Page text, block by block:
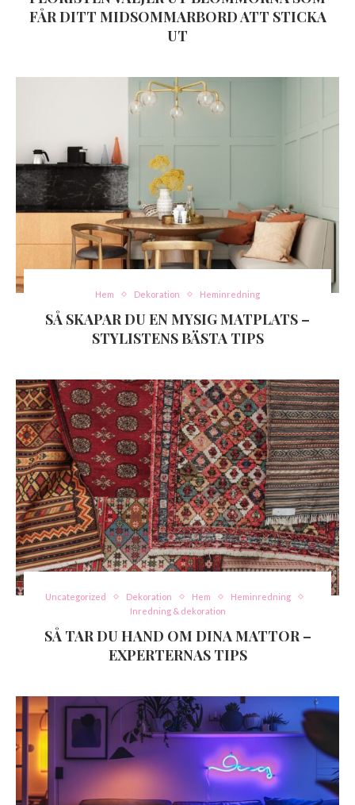
FÅR DITT MIDSOMMARBORD ATT STICKA
UT
Hem Dekoration Heminredning
SÅ SKAPAR DU EN MYSIG MATPLATS –
STYLISTENS BÄSTA TIPS
Uncategorized Dekoration Hem
Heminredning
Inredning & dekoration
SÅ TAR DU HAND OM DINA MATTOR –
EXPERTERNAS TIPS